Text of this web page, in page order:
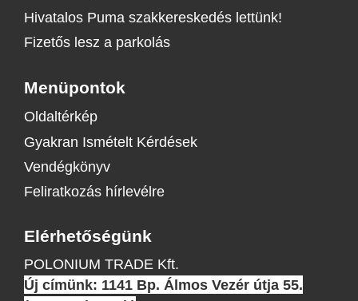
Hivatalos Puma szakkereskedés lettünk!
Fizetős lesz a parkolás
Menüpontok
Oldaltérkép
Gyakran Ismételt Kérdések
Vendégkönyv
Feliratkozás hírlevélre
Elérhetőségünk
POLONIUM TRADE Kft.
Új címünk: 1141 Bp. Álmos Vezér útja 55.